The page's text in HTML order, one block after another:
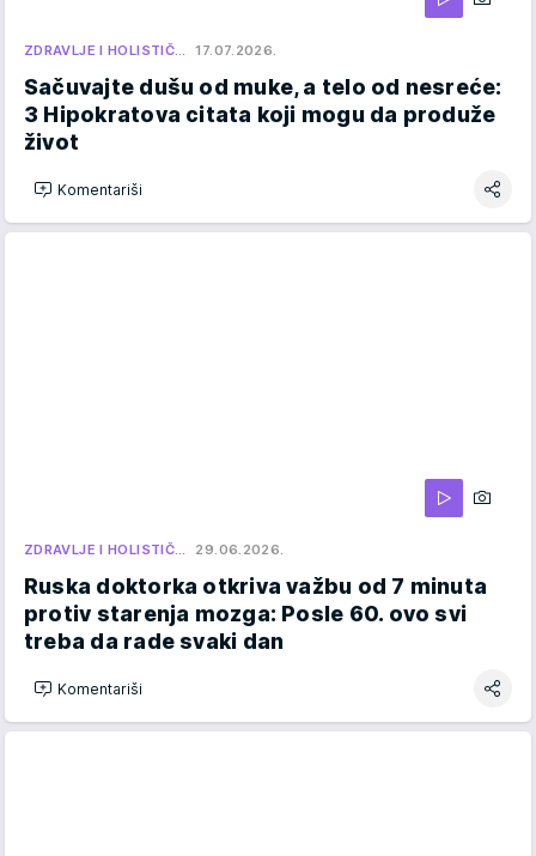
ZDRAVLJE I HOLISTIČ… 17.07.2026.
Sačuvajte dušu od muke, a telo od nesreće:
3 Hipokratova citata koji mogu da produže
život
Komentariši
ZDRAVLJE I HOLISTIČ… 29.06.2026.
Ruska doktorka otkriva važbu od 7 minuta
protiv starenja mozga: Posle 60. ovo svi
treba da rade svaki dan
Komentariši